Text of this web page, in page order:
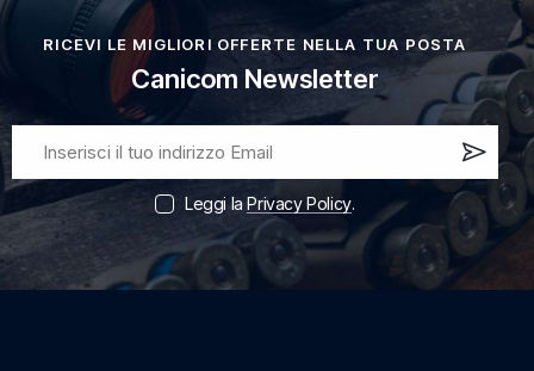
RICEVI LE MIGLIORI OFFERTE NELLA TUA POSTA
Canicom Newsletter
Iscri
vi
ora!
Leggi laPrivacy Policy.